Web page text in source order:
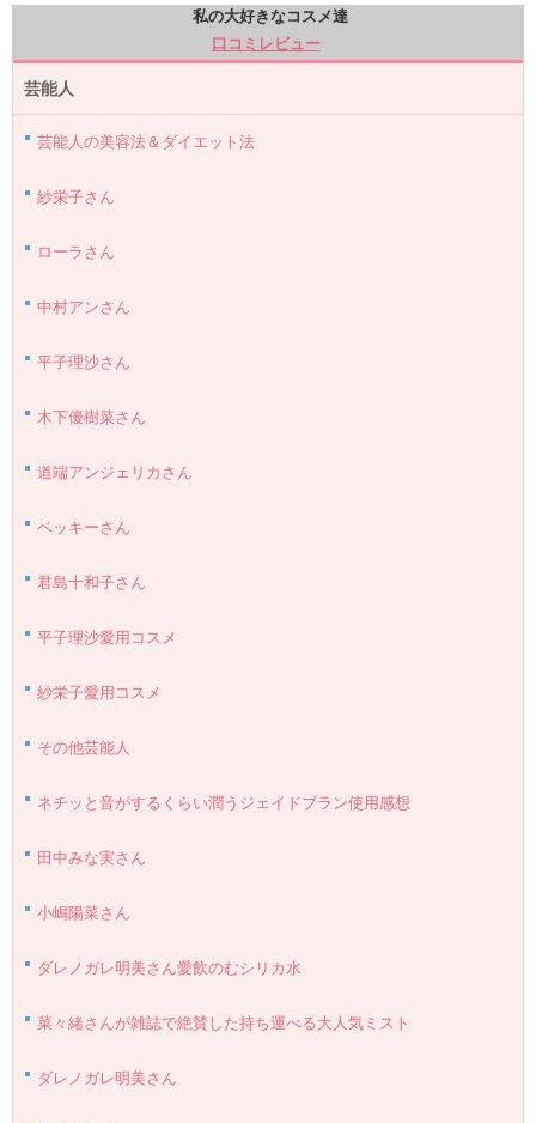
私の大好きなコスメ達
口コミレビュー
芸能人
芸能人の美容法＆ダイエット法
紗栄子さん
ローラさん
中村アンさん
平子理沙さん
木下優樹菜さん
道端アンジェリカさん
ベッキーさん
君島十和子さん
平子理沙愛用コスメ
紗栄子愛用コスメ
その他芸能人
ネチッと音がするくらい潤うジェイドブラン使用感想
田中みな実さん
小嶋陽菜さん
ダレノガレ明美さん愛飲のむシリカ水
菜々緒さんが雑誌で絶賛した持ち運べる大人気ミスト
ダレノガレ明美さん